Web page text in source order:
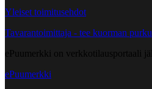
Yleiset toimitusehdot
Tavarantoimittaja - tee kuorman
ePuumerkki on verkkotilausportaali
ePuumerkki